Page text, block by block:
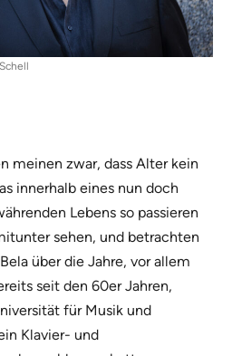
meinen zwar, dass Alter kein
innerhalb eines nun doch
Lebens so passieren
sehen, und betrachten
über die Jahre, vor allem
seit den 60er Jahren,
für Musik und
Klavier- und